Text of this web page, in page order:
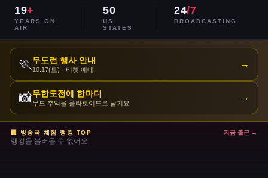
이란, 호르무즈 해협 '통제 해양 구역' 선언… 긴장 고조
민주당 전국위, 2024년 선거 검토 보고서 '불완전·검증 불가' 판정
주거비 계속 상승 — 임차인·주택 구매자 모두 부담 가중
이스라엘, 레바논 휴전 연장 합의 후에도 공격 지속
19+
YEARS ON
AIR
50
US
STATES
24/7
BROADCASTING
🏃 무도런 행사 안내
10.17(토) · 티켓 예매
→
📸무한도전에 한마디
무도 추억을 폴라로이드로 남겨요
→
🏢 방송국 체험 랭킹 TOP 지금 출근 →
랭킹을 불러올 수 없어요